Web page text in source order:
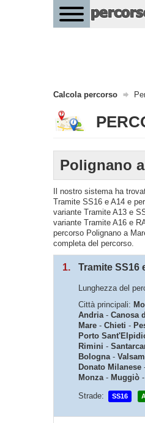
Calcola percorso
Polignano
Il nostro sistema ha
Tramite SS16 e A14 e
variante Tramite A13 e
variante Tramite A16 e
percorso Polignano a
completa del percorso.
1. Tramite SS16
Lunghezza del
Città principali:
Andria- Canosa
Mare - Chieti -
Porto
Rimini -
Bologna-
Donato Milanese
Monza- Muggiò -
Strade:
SS16